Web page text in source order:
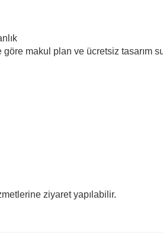
makul plan ve ücretsiz tasarım
ziyaret yapılabilir.